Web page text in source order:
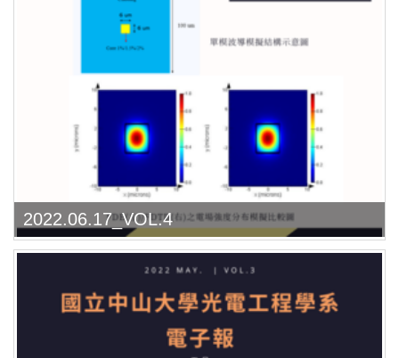
2022.06.17_VOL.4